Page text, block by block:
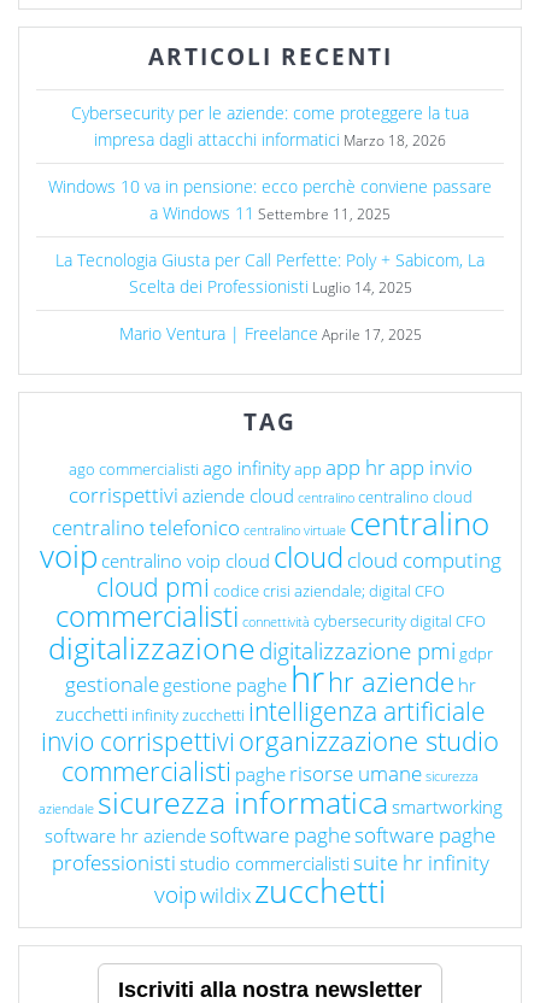
ARTICOLI RECENTI
Cybersecurity per le aziende: come proteggere la tua
impresa dagli attacchi informatici Marzo 18, 2026
Windows 10 va in pensione: ecco perchè conviene passare
a Windows 11 Settembre 11, 2025
La Tecnologia Giusta per Call Perfette: Poly + Sabicom, La
Scelta dei Professionisti Luglio 14, 2025
Mario Ventura | Freelance Aprile 17, 2025
TAG
ago commercialisti ago infinityapp app hrapp invio
corrispettivi aziende cloud centralino centralino cloud
centralino telefonico centralino virtuale centralino
voip centralino voip cloud cloud cloud computing
cloud pmi codice crisi aziendale; digital CFO
commercialisti connettività cybersecuritydigital CFO
digitalizzazionedigitalizzazione pmi gdpr
gestionale gestione paghe hrhr aziende hr
zucchetti infinity zucchetti intelligenza artificiale
invio corrispettivi organizzazione studio
commercialisti paghe risorse umane sicurezza
aziendale sicurezza informatica smartworking
software hr aziendesoftware paghesoftware paghe
professionisti studio commercialisti suite hr infinity
voipwildixzucchetti
Iscriviti alla nostra newsletter